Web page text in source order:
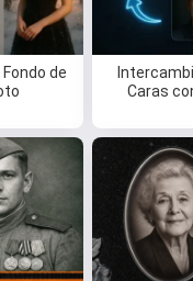
de
Caras